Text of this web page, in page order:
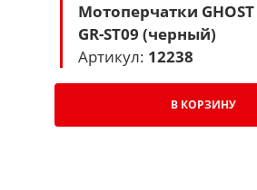
Мотоперчатки GHOST
GR-ST09 (черный)
Артикул: 12238
В КОРЗИНУ